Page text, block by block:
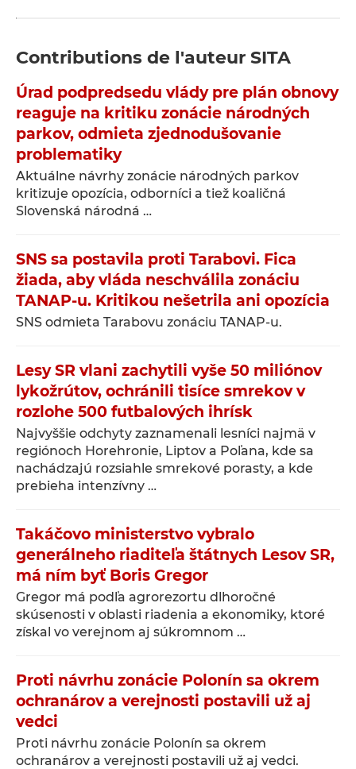
Contributions de l'auteur SITA
Úrad podpredsedu vlády pre plán obnovy
reaguje na kritiku zonácie národných
parkov, odmieta zjednodušovanie
problematiky
Aktuálne návrhy zonácie národných parkov
kritizuje opozícia, odborníci a tiež koaličná
Slovenská národná …
SNS sa postavila proti Tarabovi. Fica
žiada, aby vláda neschválila zonáciu
TANAP-u. Kritikou nešetrila ani opozícia
SNS odmieta Tarabovu zonáciu TANAP-u.
Lesy SR vlani zachytili vyše 50 miliónov
lykožrútov, ochránili tisíce smrekov v
rozlohe 500 futbalových ihrísk
Najvyššie odchyty zaznamenali lesníci najmä v
regiónoch Horehronie, Liptov a Poľana, kde sa
nachádzajú rozsiahle smrekové porasty, a kde
prebieha intenzívny …
Takáčovo ministerstvo vybralo
generálneho riaditeľa štátnych Lesov SR,
má ním byť Boris Gregor
Gregor má podľa agrorezortu dlhoročné
skúsenosti v oblasti riadenia a ekonomiky, ktoré
získal vo verejnom aj súkromnom …
Proti návrhu zonácie Polonín sa okrem
ochranárov a verejnosti postavili už aj
vedci
Proti návrhu zonácie Polonín sa okrem
ochranárov a verejnosti postavili už aj vedci.